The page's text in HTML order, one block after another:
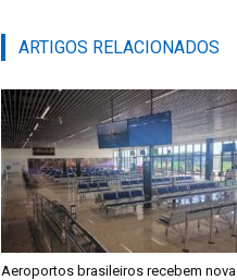
ARTIGOS RELACIONADOS
Aeroportos brasileiros recebem nova